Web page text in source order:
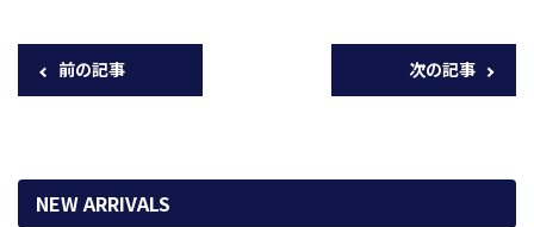
前の記事 次の記事
NEW ARRIVALS